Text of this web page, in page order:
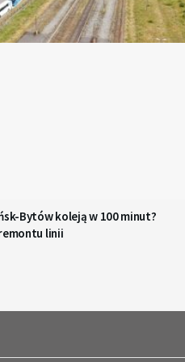
Bytów koleją w 100 minut?
linii